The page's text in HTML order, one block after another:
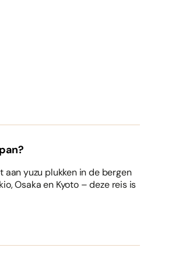
yuzu plukken in de bergen
Osaka en Kyoto – deze reis is